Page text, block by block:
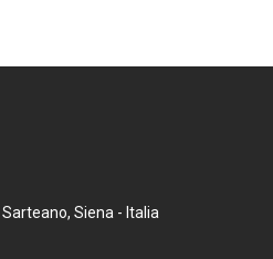
Sarteano, Siena - Italia